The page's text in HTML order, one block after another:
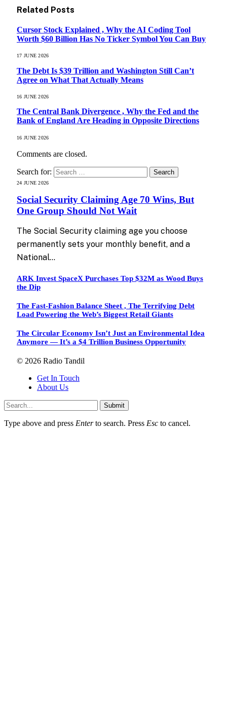
Related Posts
Cursor Stock Explained , Why the AI Coding Tool
Worth $60 Billion Has No Ticker Symbol You Can Buy
17 JUNE 2026
The Debt Is $39 Trillion and Washington Still Can’t
Agree on What That Actually Means
16 JUNE 2026
The Central Bank Divergence , Why the Fed and the
Bank of England Are Heading in Opposite Directions
16 JUNE 2026
Comments are closed.
Search for:
24 JUNE 2026
Social Security Claiming Age 70 Wins, But
One Group Should Not Wait
The Social Security claiming age you choose
permanently sets your monthly benefit, and a
National…
ARK Invest SpaceX Purchases Top $32M as Wood Buys
the Dip
The Fast-Fashion Balance Sheet , The Terrifying Debt
Load Powering the Web’s Biggest Retail Giants
The Circular Economy Isn’t Just an Environmental Idea
Anymore — It’s a $4 Trillion Business Opportunity
© 2026 Radio Tandil
Get In Touch
About Us
Submit
Type above and press Enterto search. Press Esc to cancel.